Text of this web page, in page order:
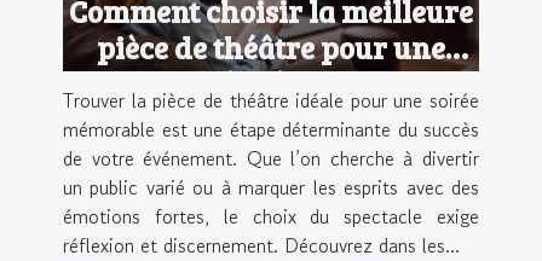
Comment choisir la meilleure
pièce de théâtre pour une
soirée réussie ?
Trouver la pièce de théâtre idéale pour une soirée
mémorable est une étape déterminante du succès
de votre événement. Que l’on cherche à divertir
un public varié ou à marquer les esprits avec des
émotions fortes, le choix du spectacle exige
réflexion et discernement. Découvrez dans les...